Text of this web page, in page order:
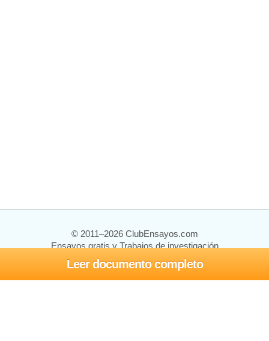
Leer documento completo
© 2011–2026 ClubEnsayos.com
Ensayos gratis y Trabajos de investigación